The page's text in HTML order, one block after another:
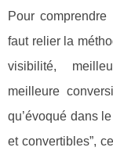
Pour
faut relier la
visibilité,
meilleure
qu’évoqué dans
et convertibles”,